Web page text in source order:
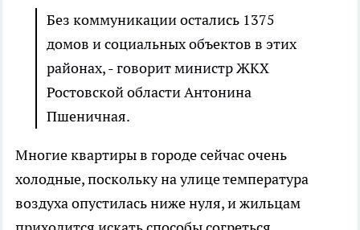
Без коммуникации остались 1375
домов и социальных объектов в этих
районах, - говорит министр ЖКХ
Ростовской области Антонина
Пшеничная.
Многие квартиры в городе сейчас очень
холодные, поскольку на улице температура
воздуха опустилась ниже нуля, и жильцам